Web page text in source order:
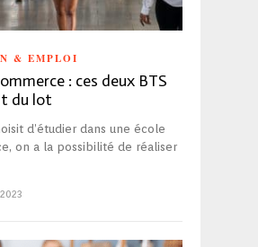
& EMPLOI
: ces deux BTS
du lot
d’étudier dans une école
on a la possibilité de réaliser